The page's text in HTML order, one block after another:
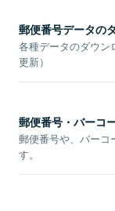
郵便番号データの
各種データのダウン
更新）
郵便番号・バーコ
郵便番号や、バーコ
す。